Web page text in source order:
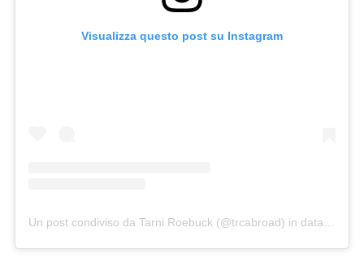
Visualizza questo post su Instagram
Un post condiviso da Tarni Roebuck (@trcabroad) in data: 4